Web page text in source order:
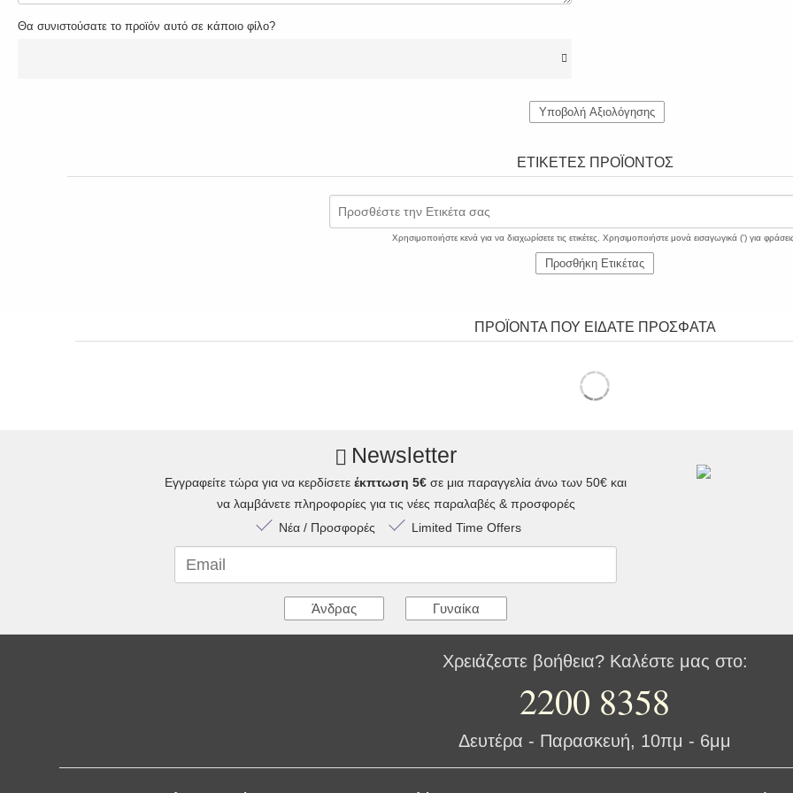
Θα συνιστούσατε το προϊόν αυτό σε κάποιο φίλο?
Υποβολή Αξιολόγησης
ΕΤΙΚΈΤΕΣ ΠΡΟΪΌΝΤΟΣ
Προσθέστε την Ετικέτα σας
Χρησιμοποιήστε κενά για να διαχωρίσετε τις ετικέτες. Χρησιμοποιήστε μονά εισαγωγικά (') για
Προσθήκη Ετικέτας
ΠΡΟΪΟΝΤΑ ΠΟΥ ΕΙΔΑΤΕ ΠΡΟΣΦΑΤΑ
Newsletter
Εγγραφείτε τώρα για να κερδίσετε έκπτωση 5€ σε μια παραγγελία άνω των 50€ και
να λαμβάνετε πληροφορίες για τις νέες παραλαβές & προσφορές
Νέα / Προσφορές
Limited Time Offers
Email
Άνδρας Γυναίκα
Χρειάζεστε βοήθεια? Καλέστε μας στο:
2200 8358
Δευτέρα - Παρασκευή, 10πμ - 6μμ